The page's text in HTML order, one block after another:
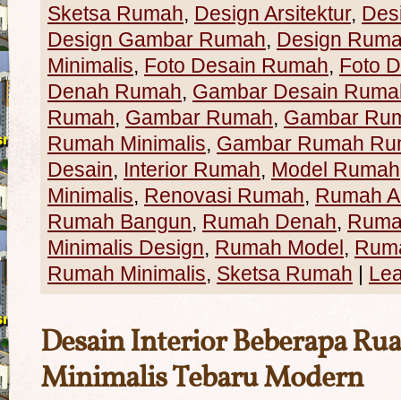
Sketsa Rumah, Design Arsitektur,
Design Gambar Rumah, Design
Minimalis, Foto Desain Rumah, Foto
Denah Rumah, Gambar Desain
Rumah, Gambar Rumah, Gambar
Rumah Minimalis, Gambar Rumah
Desain, Interior Rumah, Model Rumah
Minimalis, Renovasi Rumah, Rumah
Rumah Bangun, Rumah Denah,
Minimalis Design, Rumah Model,
Rumah Minimalis, Sketsa Rumah |
Desain Interior Beberapa
Minimalis Tebaru Modern